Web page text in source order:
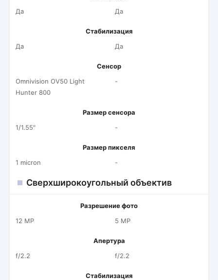
Да
Да
Стабилизация
Да
Да
Сенсор
Omnivision OV50 Light
Hunter 800
-
Размер сенсора
1/1.55"
-
Размер пикселя
1 micron
-
Сверхширокоугольный объектив
Разрешение фото
12 MP
5 MP
Апертура
f/2.2
f/2.2
Стабилизация